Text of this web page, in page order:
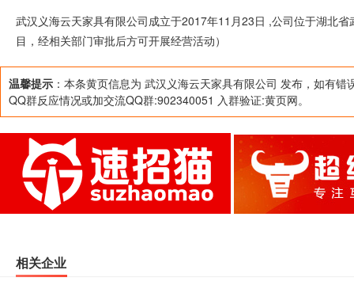
武汉义海云天家具有限公司成立于2017年11月23日 ,公司位于湖北
目，经相关部门审批后方可开展经营活动）
温馨提示 ：本条黄页信息为 武汉义海云天家具有限公司 发布，如有错
QQ群反应情况或加交流QQ群:902340051 入群验证:黄页网。
相关企业